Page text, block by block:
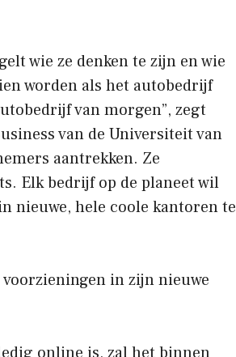
wie ze denken te zijn en wie
worden als het autobedrijf
van morgen”, zegt
van de Universiteit van
aantrekken. Ze
Elk bedrijf op de planeet wil
nieuwe, hele coole kantoren te
in zijn nieuwe